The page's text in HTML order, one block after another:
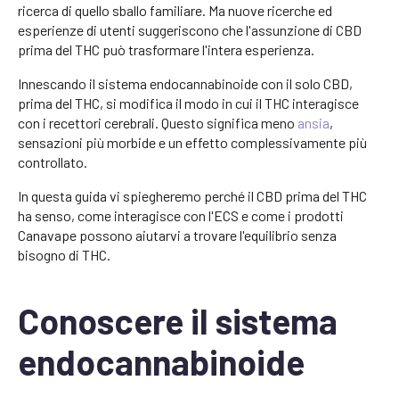
ricerca di quello sballo familiare. Ma nuove ricerche ed
esperienze di utenti suggeriscono che l'assunzione di CBD
prima del THC può trasformare l'intera esperienza.
Innescando il sistema endocannabinoide con il solo CBD,
prima del THC, si modifica il modo in cui il THC interagisce
con i recettori cerebrali. Questo significa meno ansia,
sensazioni più morbide e un effetto complessivamente più
controllato.
In questa guida vi spiegheremo perché il CBD prima del THC
ha senso, come interagisce con l'ECS e come i prodotti
Canavape possono aiutarvi a trovare l'equilibrio senza
bisogno di THC.
Conoscere il sistema
endocannabinoide